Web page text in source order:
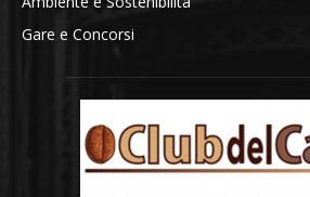
Gare e Concorsi